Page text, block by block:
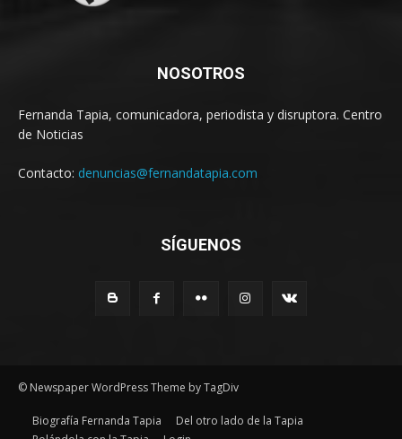
NOSOTROS
Fernanda Tapia, comunicadora, periodista y disruptora. Centro
de Noticias
Contacto: denuncias@fernandatapia.com
SÍGUENOS
© Newspaper WordPress Theme by TagDiv
Biografía Fernanda Tapia
Del otro lado de la Tapia